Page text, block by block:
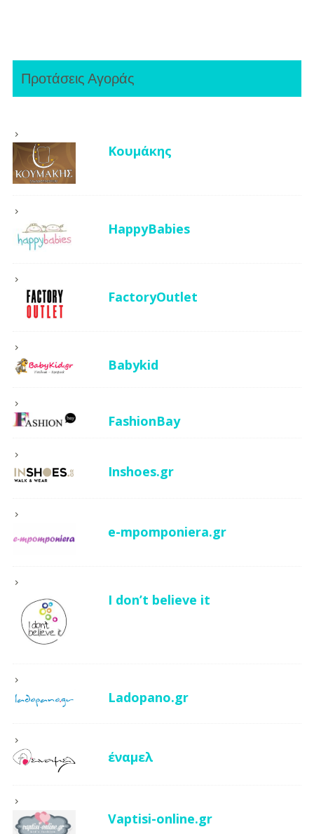
Προτάσεις Αγοράς
Κουμάκης
HappyBabies
FactoryOutlet
Babykid
FashionBay
Inshoes.gr
e-mpomponiera.gr
I don’t believe it
Ladopano.gr
έναμελ
Vaptisi-online.gr